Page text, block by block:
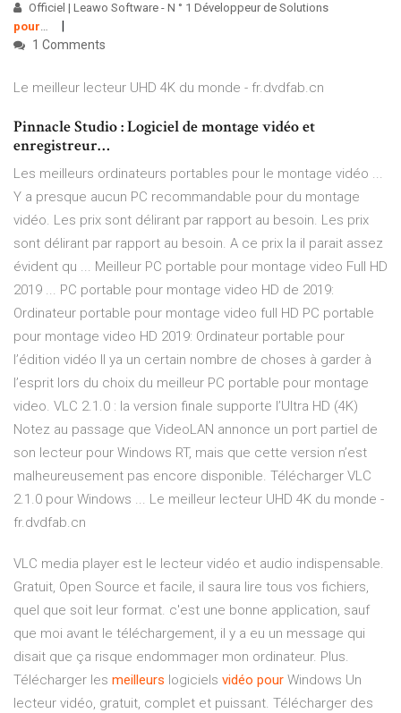
Officiel | Leawo Software - N ° 1 Développeur de Solutions
pour…
1 Comments
Le meilleur lecteur UHD 4K du monde - fr.dvdfab.cn
Pinnacle Studio : Logiciel de montage vidéo et
enregistreur…
Les meilleurs ordinateurs portables pour le montage vidéo ...
Y a presque aucun PC recommandable pour du montage
vidéo. Les prix sont délirant par rapport au besoin. Les prix
sont délirant par rapport au besoin. A ce prix la il parait assez
évident qu ... Meilleur PC portable pour montage video Full HD
2019 ... PC portable pour montage video HD de 2019:
Ordinateur portable pour montage video full HD PC portable
pour montage video HD 2019: Ordinateur portable pour
l’édition vidéo Il ya un certain nombre de choses à garder à
l’esprit lors du choix du meilleur PC portable pour montage
video. VLC 2.1.0 : la version finale supporte l’Ultra HD (4K)
Notez au passage que VideoLAN annonce un port partiel de
son lecteur pour Windows RT, mais que cette version n’est
malheureusement pas encore disponible. Télécharger VLC
2.1.0 pour Windows ... Le meilleur lecteur UHD 4K du monde -
fr.dvdfab.cn
VLC media player est le lecteur vidéo et audio indispensable.
Gratuit, Open Source et facile, il saura lire tous vos fichiers,
quel que soit leur format. c'est une bonne application, sauf
que moi avant le téléchargement, il y a eu un message qui
disait que ça risque endommager mon ordinateur. Plus.
Télécharger les meilleurs logiciels vidéo pour Windows Un
lecteur vidéo, gratuit, complet et puissant. Télécharger des